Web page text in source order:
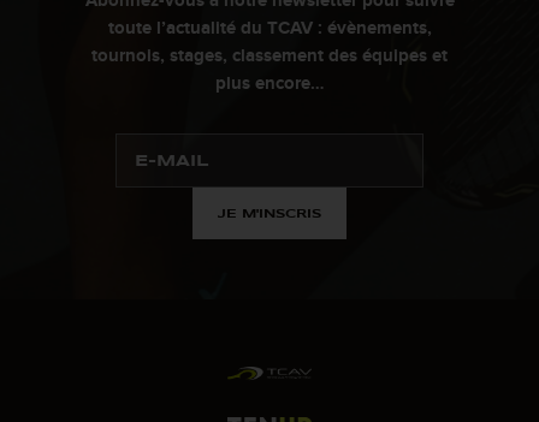
toute l’actualité du TCAV : évènements,
tournois, stages, classement des équipes et
plus encore…
JE M'INSCRIS